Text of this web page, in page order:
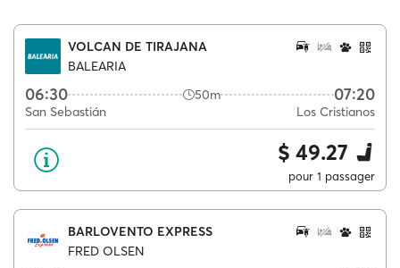
VOLCAN DE TIRAJANA
BALEARIA
06:30 50m 07:20
San Sebastián Los Cristianos
$ 49.27
pour 1 passager
BARLOVENTO EXPRESS
FRED OLSEN